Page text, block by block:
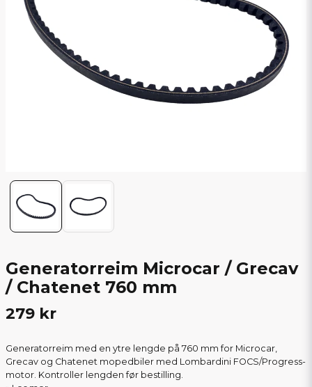
Generatorreim Microcar / Grecav
/ Chatenet 760 mm
279 kr
Generatorreim med en ytre lengde på 760 mm for Microcar,
Grecav og Chatenet mopedbiler med Lombardini FOCS/Progress-
motor. Kontroller lengden før bestilling.